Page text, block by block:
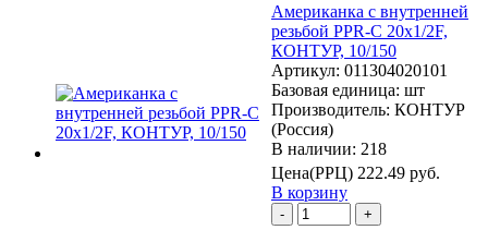
Американка с внутренней
резьбой PPR-C 20х1/2F,
КОНТУР, 10/150
Артикул: 011304020101
Базовая единица: шт
Производитель: КОНТУР
(Россия)
В наличии: 218
Цена(РРЦ) 222.49 руб.
В корзину
- +